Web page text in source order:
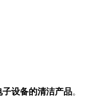
设备的清洁产品。